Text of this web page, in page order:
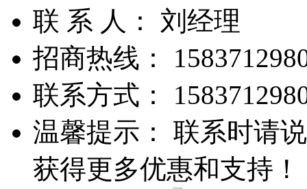
联 系 人： 刘经理
招商热线：
联系方式：
温馨提示： 联系时请
获得更多优惠和支持！